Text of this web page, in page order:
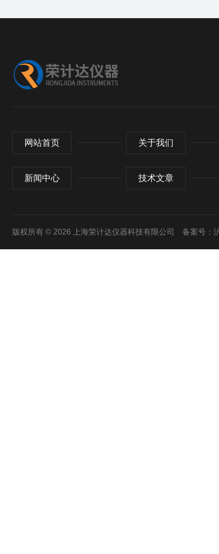
网站首页 关于我们
新闻中心 技术文章
版权所有 © 2026 上海荣计达仪器科技有限公司 备案号：